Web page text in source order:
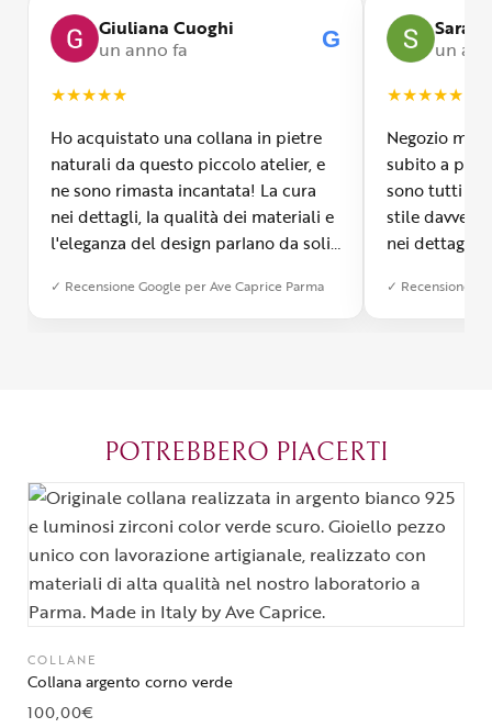
Giuliana Cuoghi
un anno fa
G
★★★★★
Ho acquistato una collana in pietre
naturali da questo piccolo atelier, e
ne sono rimasta incantata! La cura
nei dettagli, la qualità dei materiali e
l'eleganza del design parlano da soli.
stato impeccabile: veloce, preciso e
✓ Recensione Google per Ave Caprice Parma
Sara
un
★★★★★
Negozio
subito a
sono tutti
stile davvero
nei dettagli,
qualità e si
✓ Recensione
POTREBBERO PIACERTI
COLLANE
Collana argento corno verde
100,00€